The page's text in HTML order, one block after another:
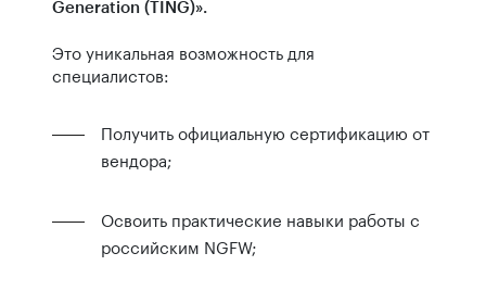
Generation (TING)».
Это уникальная возможность для
специалистов:
Получить официальную сертификацию от
вендора;
Освоить практические навыки работы с
российским NGFW;